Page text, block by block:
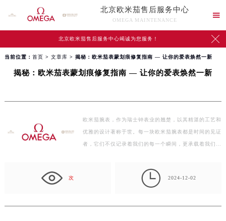
北京欧米茄售后服务中心
OMEGA MAINTENANCE

北京欧米茄售后服务中心竭诚为您服务！ 
当前位置： 首页 > 文章库 > 揭秘：欧米茄表蒙划痕修复指南 — 让你的爱表焕然一新
揭秘：欧米茄表蒙划痕修复指南 — 让你的爱表焕然一新
欧米茄腕表，作为瑞士钟表业的翘楚，以其精湛的工艺和
优雅的设计著称于世。每一块欧米茄腕表都是时间的见证
者，它们不仅记录着我们的每一个瞬间，更承载着我们
次  2024-12-02